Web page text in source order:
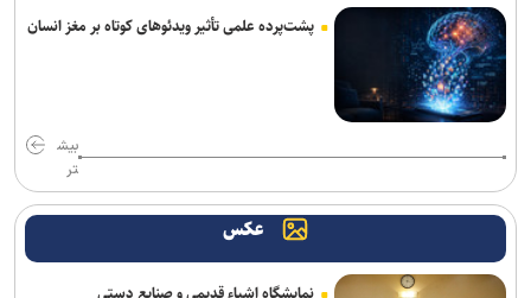
کلباسی به چادرملو پیوست
عالیشاه در یک قدمی گل‌گهر
باقری قراردادش را با پیکان تمدید کرد
روزنامه های ورزشی پنجشنبه ۱۵ مرداد ۱۴۰۵
خانلرخانی: پاداش تکواندوکاران با تلاشی می‌کنند همخوانی ندارد/ سلیمی:
پشت‌پرده علمی تأثیر ویدئو‌های کوتاه بر مغز انسان
بیش
تر
عکس
نمایشگاه اشیاء قدیمی و صنایع دستی